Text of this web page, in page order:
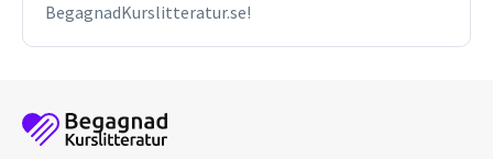
BegagnadKurslitteratur.se!